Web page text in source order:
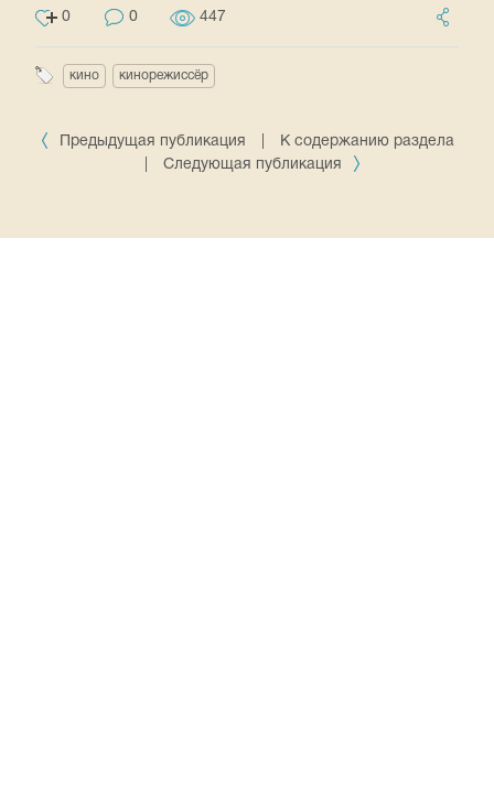
0 0 447
кино кинорежиссёр
Предыдущая публикация
К содержанию раздела
Следующая публикация